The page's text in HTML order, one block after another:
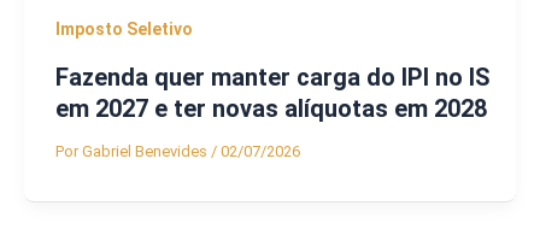
Imposto Seletivo
Fazenda quer manter carga do IPI no IS
em 2027 e ter novas alíquotas em 2028
PorGabriel Benevides / 02/07/2026